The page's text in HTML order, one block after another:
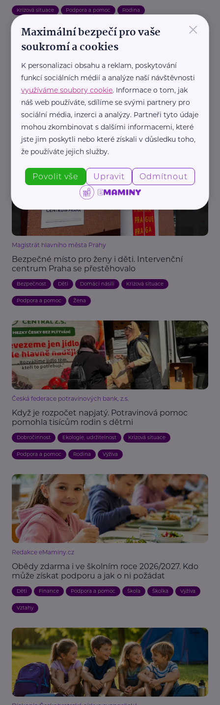
Krizová situace Podpora a pomoc Rodina
Moravskoslezský kraj
Děti potřebují pomoc včas. Moravskoslezský kraj
otevírá nové centrum a investuje do prevence
Magistrát hlavního města Prahy
Bezpečné místo pro ženy i děti. Intervenční
centrum Praha se přestěhovalo
Bezpečnost Děti Domácí násilí Krizová situace
Podpora a pomoc Žena
Česká federace potravinových bank, z.s.
Když je rozpočet napjatý. Potravinová pomoc
pomohla tisícům rodin s dětmi
Dobročinnost Ekologie, udržitelnost Krizová situace
Podpora a pomoc Rodina Výživa
Redakce eMaminy.cz
Obědy zdarma i ve školním roce 2026/2027. Kdo
může získat podporu a jak o ni požádat
Děti Finance Podpora a pomoc Škola Školka Výživa
Vztahy
×
Maximální bezpečí pro vaše
soukromí a cookies
K personalizaci obsahu a reklam, poskytování
funkcí sociálních médií a analýze naší návštěvnosti
využíváme soubory cookie. Informace o tom, jak
náš web používáte, sdílíme se svými partnery pro
sociální média, inzerci a analýzy. Partneři tyto údaje
mohou zkombinovat s dalšími informacemi, které
jste jim poskytli nebo které získali v důsledku toho,
že používáte jejich služby.
Povolit vše Upravit Odmítnout